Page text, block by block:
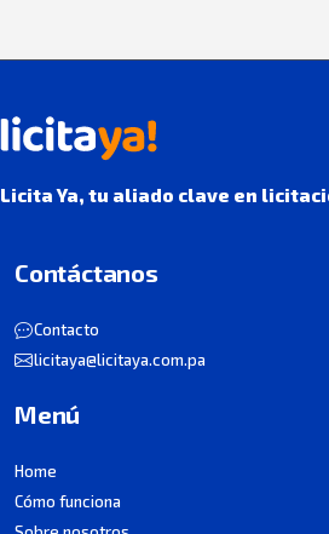
Licita Ya, tu aliado clave en
Contáctanos
Contacto
licitaya@licitaya.com.pa
Menú
Home
Cómo funciona